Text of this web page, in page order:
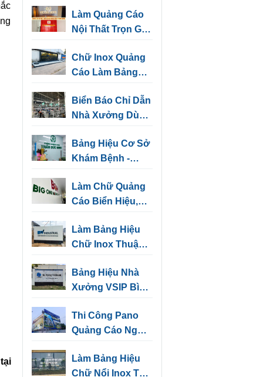
Làm Quảng Cáo
Nội Thất Trọn Gói
Công Ty Bình
Dương
Chữ Inox Quảng
Cáo Làm Bảng
Văn Phòng
Biển Báo Chỉ Dẫn
Nhà Xưởng Dùng
Hướng
Bảng Hiệu Cơ Sở
Khám Bệnh -
Kế Sang Trọng
Làm Chữ Quảng
Cáo Biển Hiệu,
Phòng
Làm Bảng Hiệu
Chữ Inox Thuận
Bảng Hiệu Nhà
Xưởng VSIP Bình
Hiệu Kho, Nhà
Máy
Thi Công Pano
Quảng Cáo Ngoài
Dương
Làm Bảng Hiệu
Chữ Nổi Inox Thủ